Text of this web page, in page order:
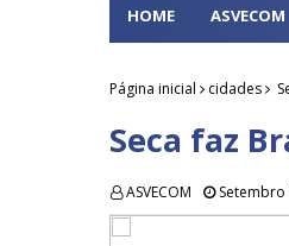
HOME ASVECOM
Página inicial cidades
Seca faz
ASVECOM Setembro